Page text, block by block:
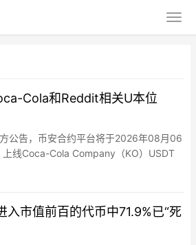
Cola和Reddit相关U本位
公告，币安合约平台将于2026年08月06
上线Coca-Cola Company（KO）USDT
（RDDT）USDT永续合约，均支持最
市值前百的代币中71.9%已“死